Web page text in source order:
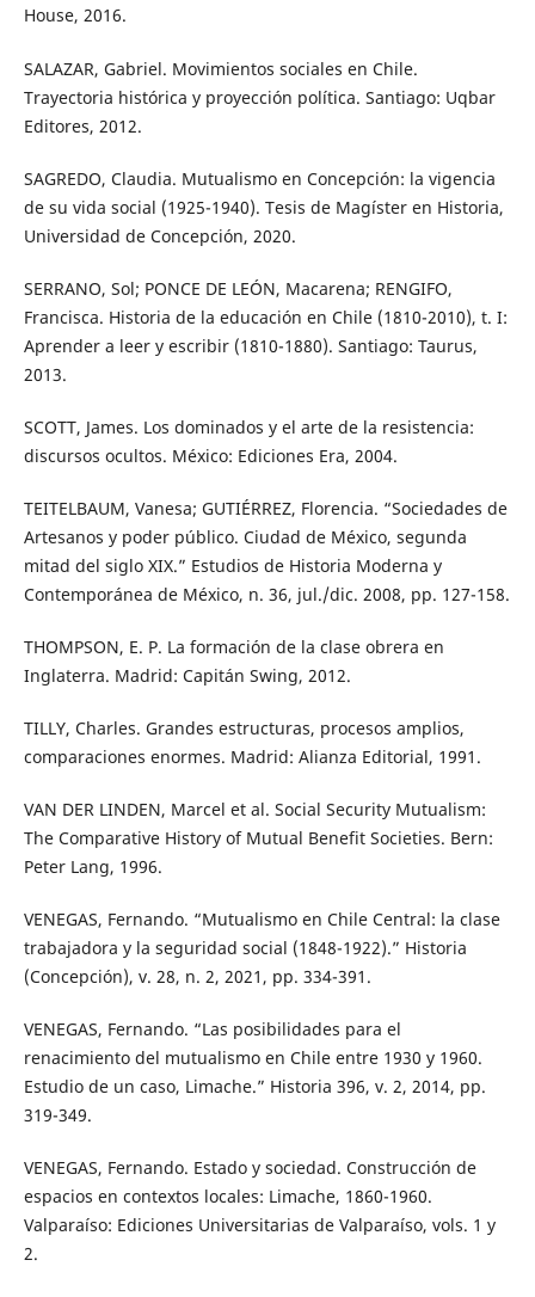
House, 2016.
SALAZAR, Gabriel. Movimientos sociales en Chile.
Trayectoria histórica y proyección política. Santiago: Uqbar
Editores, 2012.
SAGREDO, Claudia. Mutualismo en Concepción: la vigencia
de su vida social (1925-1940). Tesis de Magíster en Historia,
Universidad de Concepción, 2020.
SERRANO, Sol; PONCE DE LEÓN, Macarena; RENGIFO,
Francisca. Historia de la educación en Chile (1810-2010), t. I:
Aprender a leer y escribir (1810-1880). Santiago: Taurus,
2013.
SCOTT, James. Los dominados y el arte de la resistencia:
discursos ocultos. México: Ediciones Era, 2004.
TEITELBAUM, Vanesa; GUTIÉRREZ, Florencia. “Sociedades de
Artesanos y poder público. Ciudad de México, segunda
mitad del siglo XIX.” Estudios de Historia Moderna y
Contemporánea de México, n. 36, jul./dic. 2008, pp. 127-158.
THOMPSON, E. P. La formación de la clase obrera en
Inglaterra. Madrid: Capitán Swing, 2012.
TILLY, Charles. Grandes estructuras, procesos amplios,
comparaciones enormes. Madrid: Alianza Editorial, 1991.
VAN DER LINDEN, Marcel et al. Social Security Mutualism:
The Comparative History of Mutual Benefit Societies. Bern:
Peter Lang, 1996.
VENEGAS, Fernando. “Mutualismo en Chile Central: la clase
trabajadora y la seguridad social (1848-1922).” Historia
(Concepción), v. 28, n. 2, 2021, pp. 334-391.
VENEGAS, Fernando. “Las posibilidades para el
renacimiento del mutualismo en Chile entre 1930 y 1960.
Estudio de un caso, Limache.” Historia 396, v. 2, 2014, pp.
319-349.
VENEGAS, Fernando. Estado y sociedad. Construcción de
espacios en contextos locales: Limache, 1860-1960.
Valparaíso: Ediciones Universitarias de Valparaíso, vols. 1 y
2.